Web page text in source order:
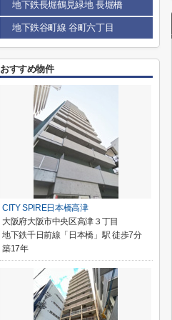
地下鉄長堀鶴見緑地 長堀橋
地下鉄谷町線 谷町六丁目
おすすめ物件
CITY SPIRE日本橋高津
大阪府大阪市中央区高津３丁目
地下鉄千日前線「日本橋」駅 徒歩7分
築17年